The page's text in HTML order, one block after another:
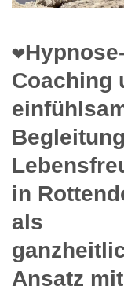
Coaching
in
als
Ansatz mit